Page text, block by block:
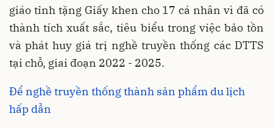
giáo tỉnh tặng Giấy khen cho 17 cá nhân vì đã có
thành tích xuất sắc, tiêu biểu trong việc bảo tồn
và phát huy giá trị nghề truyền thống các DTTS
tại chỗ, giai đoạn 2022 - 2025.
Để nghề truyền thống thành sản phẩm du lịch
hấp dẫn